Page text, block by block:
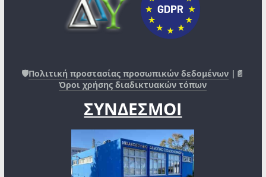
🛡️Πολιτική προστασίας προσωπικών δεδομένων |📄
Όροι χρήσης διαδικτυακών τόπων
ΣΥΝΔΕΣΜΟΙ